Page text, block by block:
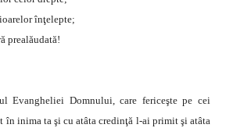
înţelepte;
prealăudată!
Evangheliei Domnului, care fericeşte pe cei
inima ta şi cu atâta credinţă l-ai primit şi atâta